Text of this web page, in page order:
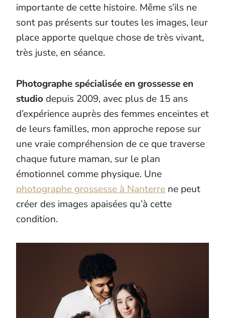
importante de cette histoire. Même s’ils ne
sont pas présents sur toutes les images, leur
place apporte quelque chose de très vivant,
très juste, en séance.
Photographe spécialisée en grossesse en
studio depuis 2009, avec plus de 15 ans
d’expérience auprès des femmes enceintes et
de leurs familles, mon approche repose sur
une vraie compréhension de ce que traverse
chaque future maman, sur le plan
émotionnel comme physique. Une
photographe grossesse à Nanterre ne peut
créer des images apaisées qu’à cette
condition.